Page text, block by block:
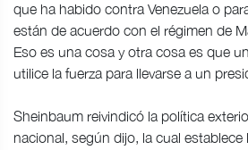
que ha habido contra Venezuela o
están de acuerdo con el régimen de
Eso es una cosa y otra cosa es que
utilice la fuerza para llevarse a un
Sheinbaum reivindicó la política
nacional, según dijo, la cual